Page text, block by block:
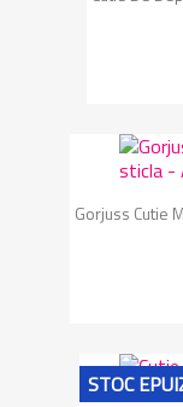
Gorjuss Cutie
STOC